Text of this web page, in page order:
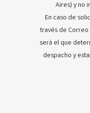
Aires) y no
En caso de
través de
será el que
despacho y